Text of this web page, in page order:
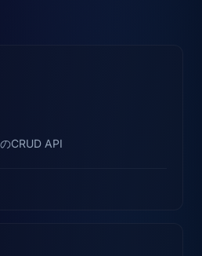
CRUD API